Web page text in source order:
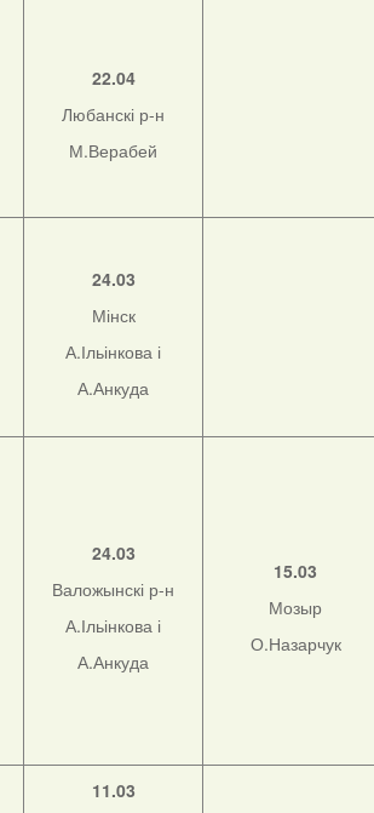
22.04
Любанскі р-н
М.Верабей
24.03
Мінск
А.Ільінкова і
А.Анкуда
24.03
Валожынскі р-н
А.Ільінкова і
А.Анкуда
15.03
Мозыр
О.Назарчук
11.03